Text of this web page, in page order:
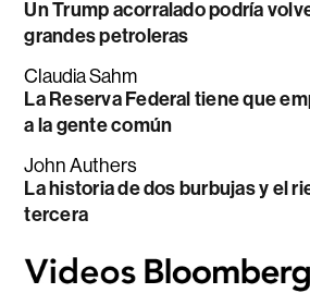
Un Trump acorralado podría
grandes petroleras
Claudia Sahm
La Reserva Federal tiene que
a la gente común
John Authers
La historia de dos burbujas y el
tercera